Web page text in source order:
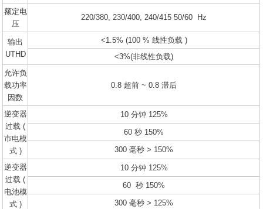
额定电
压
220/380, 230/400, 240/415 50/60 Hz
输出
UTHD
<1.5% (100 % 线性负载 )
<3%(非线性负载)
允许负
载功率
因数
0.8 超前 ~ 0.8 滞后
逆变器
过载 (
市电模
式 )
10 分钟 125%
60 秒 150%
300 毫秒 > 150%
逆变器
过载 (
电池模
式 )
10 分钟 125%
60 秒 150%
300 毫秒 > 125%